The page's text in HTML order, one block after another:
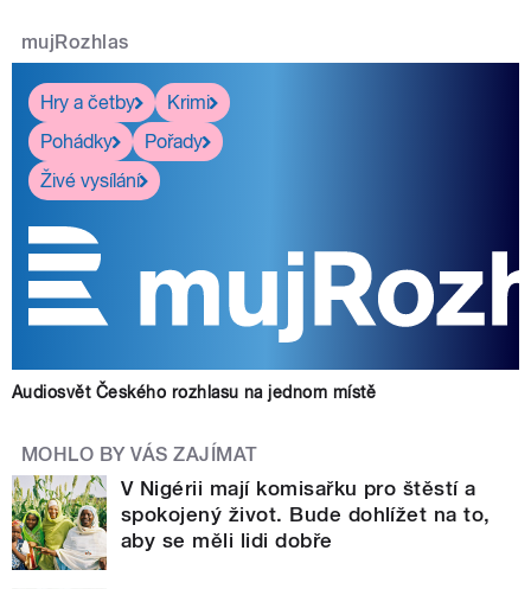
mujRozhlas
Hry a četby
Krimi
Pohádky
Pořady
Živé vysílání
Audiosvět Českého rozhlasu na jednom místě
MOHLO BY VÁS ZAJÍMAT
V Nigérii mají komisařku pro štěstí a
spokojený život. Bude dohlížet na to,
aby se měli lidi dobře